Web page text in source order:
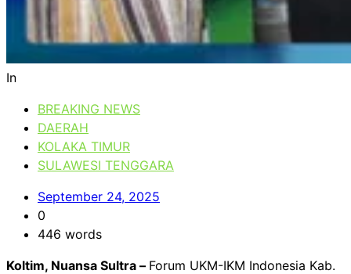
In
BREAKING NEWS
DAERAH
KOLAKA TIMUR
SULAWESI TENGGARA
September 24, 2025
0
446 words
Koltim, Nuansa Sultra – Forum UKM-IKM Indonesia Kab.